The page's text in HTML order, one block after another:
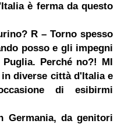
è ferma da questo
R – Torno spesso
posso e gli impegni
Puglia. Perché no?! MI
diverse città d'Italia e
di esibirmi
da genitori